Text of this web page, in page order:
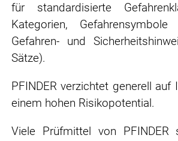
für standardisierte
Kategorien, Gefahrensymbole
Gefahren- und
Sätze).
PFINDER verzichtet generell
einem hohen Risikopotential.
Viele Prüfmittel von PFINDER